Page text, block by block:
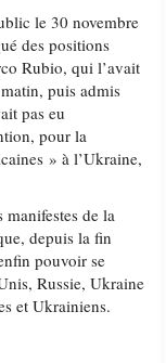
le 30 novembre
des positions
Rubio, qui l’avait
puis admis
pas eu
pour la
» à l’Ukraine,
manifestes de la
depuis la fin
pouvoir se
Russie, Ukraine
et Ukrainiens.